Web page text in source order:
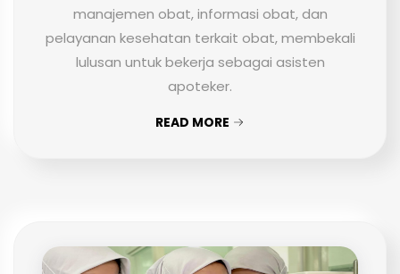
manajemen obat, informasi obat, dan
pelayanan kesehatan terkait obat, membekali
lulusan untuk bekerja sebagai asisten
apoteker.
READ MORE